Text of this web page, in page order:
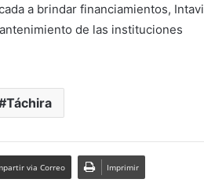
a brindar financiamientos, Intavi
de las instituciones
Táchira
via Correo Imprimir